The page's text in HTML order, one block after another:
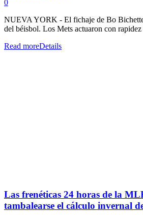
0
NUEVA YORK - El fichaje de Bo
del béisbol. Los Mets actuaron con rapidez
Read moreDetails
Las frenéticas 24 horas de la
tambalearse el cálculo invernal